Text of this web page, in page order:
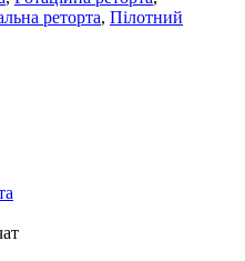
реторта, Пілотний